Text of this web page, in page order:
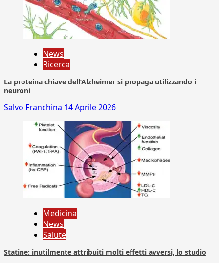
News
Ricerca
La proteina chiave dell’Alzheimer si propaga utilizzando i
neuroni
Salvo Franchina 14 Aprile 2026
Medicina
News
Salute
Statine: inutilmente attribuiti molti effetti avversi, lo studio